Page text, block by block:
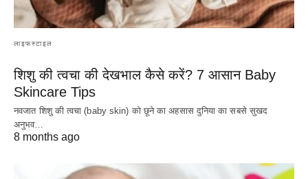
लाइफस्टाइल
शिशु की त्वचा की देखभाल कैसे करें? 7 आसान Baby
Skincare Tips
नवजात शिशु की त्वचा (baby skin) को छूने का अहसास दुनिया का सबसे सुखद
अनुभव…
8 months ago